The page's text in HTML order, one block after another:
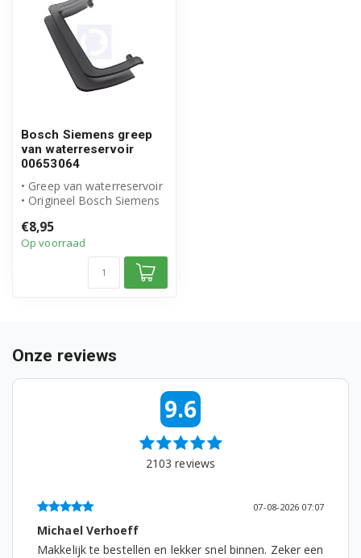
Bosch TES50324RW/12
Bosch TES50324RW/13
Bosch TES50324RW/15
Bosch TES50328RW/04
Bosch TES50328RW/05
Bosch TES50328RW/10
Bosch TES50328RW/11
Bosch TES50328RW/12
Bosch TES50328RW/16
Bosch TES50351DE/05
Bosch TES50351DE/10
Bosch TES50351DE/11
Bosch TES50351DE/12
Bosch Siemens greep
van waterreservoir
00653064
• Greep van waterreservoir
• Origineel Bosch Siemens
• Artikelnummer: ...
€8,95
Op voorraad
Onze reviews
9.6
2103 reviews
07-08-2026 07:07
Michael Verhoeff
Makkelijk te bestellen en lekker snel binnen. Zeker een